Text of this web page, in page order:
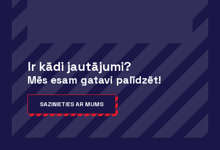
Ir kādi jautājumi?
Mēs esam gatavi palīdzēt!
SAZINIETIES AR MUMS